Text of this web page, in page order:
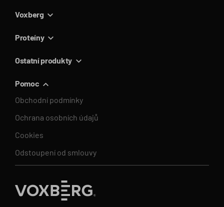
Voxberg
Proteíny
Ostatní produkty
Pomoc
Obchodní podmínky
Ochrana osobních údajů
Cookies
Odstoupení od smlouvy